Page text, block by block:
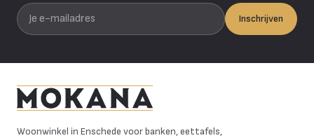
Je e-mailadres
Inschrijven
Woonwinkel in Enschede voor banken, eettafels,